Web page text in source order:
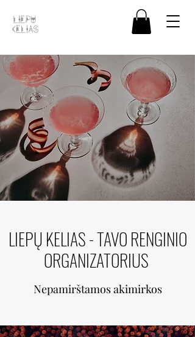
LIEPŲ KELIAS - TAVO RENGINIO
ORGANIZATORIUS
Nepamirštamos akimirkos